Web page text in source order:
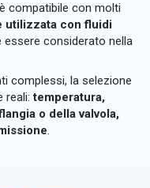
è compatibile con molti
utilizzata con fluidi
essere considerato nella
complessi, la selezione
reali:temperatura,
o della valvola,
.